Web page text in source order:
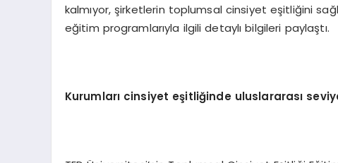
kalmıyor, şirketlerin toplumsal cinsiyet eşitliğini
eğitim programlarıyla ilgili detaylı bilgileri paylaştı.
Kurumları cinsiyet eşitliğinde uluslararası